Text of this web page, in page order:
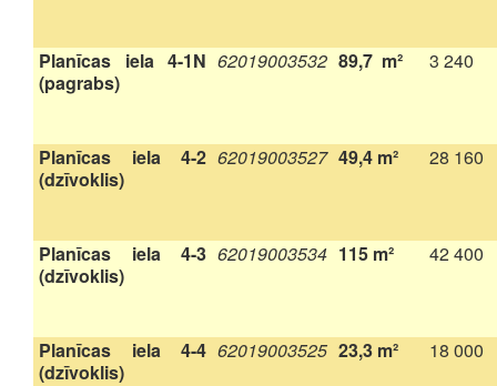
Planīcas iela 4-1N
(pagrabs)
62019003532 89,7 m² 3 240
Planīcas iela 4-2
(dzīvoklis)
62019003527 49,4 m² 28 160
Planīcas iela 4-3
(dzīvoklis)
62019003534 115 m² 42 400
Planīcas iela 4-4
(dzīvoklis)
62019003525 23,3 m² 18 000